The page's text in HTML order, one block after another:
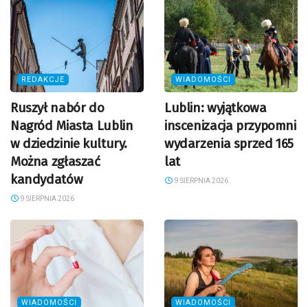
REDAKCJE
Ruszył nabór do
Nagród Miasta Lublin
w dziedzinie kultury.
Można zgłaszać
kandydatów
9 SIERPNIA 2026
WIADOMOŚCI
Lublin: wyjątkowa
inscenizacja przypomni
wydarzenia sprzed 165
lat
9 SIERPNIA 2026
WIADOMOŚCI WIADOMOŚCI